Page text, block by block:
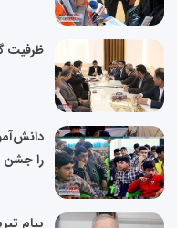
ظرفیت
را جشن
پیام